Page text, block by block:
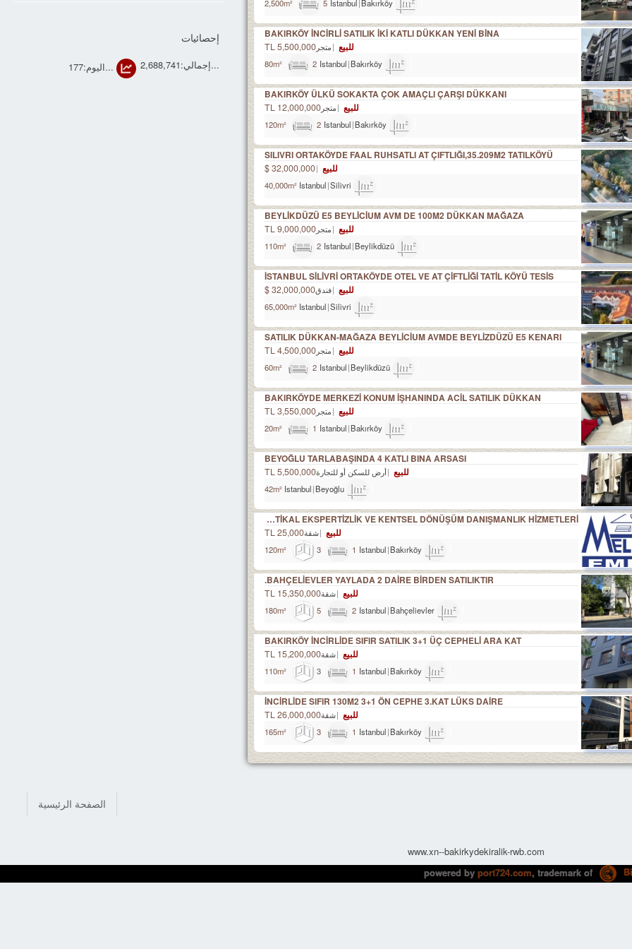
5 Istanbul Bakırköy
BAKIRKÖY İNCİRLİ SATILIK İKİ KATLI DÜKKAN YENİ BİNA
للبيع
متجر5,500,000 TL
2 Istanbul Bakırköy
BAKIRKÖY ÜLKÜ SOKAKTA ÇOK AMAÇLI ÇARŞI DÜKKANI
للبيع
متجر12,000,000 TL
2 Istanbul Bakırköy
SILIVRI ORTAKÖYDE FAAL RUHSATLI AT ÇIFTLIĞI,35.209M2 TATILKÖYÜ
للبيع 32,000,000 $
Istanbul Silivri
BEYLİKDÜZÜ E5 BEYLİCİUM AVM DE 100M2 DÜKKAN MAĞAZA
للبيع
متجر9,000,000 TL
2 Istanbul Beylikdüzü
İSTANBUL SİLİVRİ ORTAKÖYDE OTEL VE AT ÇİFTLİĞİ TATİL KÖYÜ TESİS
للبيع
فندق32,000,000 $
Istanbul Silivri
SATILIK DÜKKAN-MAĞAZA BEYLİCİUM AVMDE BEYLİZDÜZÜ E5 KENARI
للبيع
متجر4,500,000 TL
2 Istanbul Beylikdüzü
BAKIRKÖYDE MERKEZİ KONUM İŞHANINDA ACİL SATILIK DÜKKAN
للبيع
متجر3,550,000 TL
1 Istanbul Bakırköy
BEYOĞLU TARLABAŞINDA 4 KATLI BINA ARSASI
للبيع
أرض للسكن أو للتجارة5,500,000 TL
Istanbul Beyoğlu
HER TÜRLÜ TAPU İMAR İNTİKAL EKSPERTİZLİK VE KENTSEL DÖNÜŞÜM DANIŞMANLIK HİZMETLERİ
للبيع
شقة25,000 TL
3 1 Istanbul Bakırköy
BAHÇELİEVLER YAYLADA 2 DAİRE BİRDEN SATILIKTIR.
للبيع
شقة15,350,000 TL
5 2 Istanbul Bahçelievler
BAKIRKÖY İNCİRLİDE SIFIR SATILIK 3+1 ÜÇ CEPHELİ ARA KAT
للبيع
شقة15,200,000 TL
3 1 Istanbul Bakırköy
İNCİRLİDE SIFIR 130M2 3+1 ÖN CEPHE 3.KAT LÜKS DAİRE
للبيع
شقة26,000,000 TL
3 1 Istanbul Bakırköy
إحصائيات
...اليوم:177 ...إجمالي:2,688,741
الصفحة الرئيسية
www.xn--bakirkydekiralik-rwb.com
powered by port724.com, trademark of